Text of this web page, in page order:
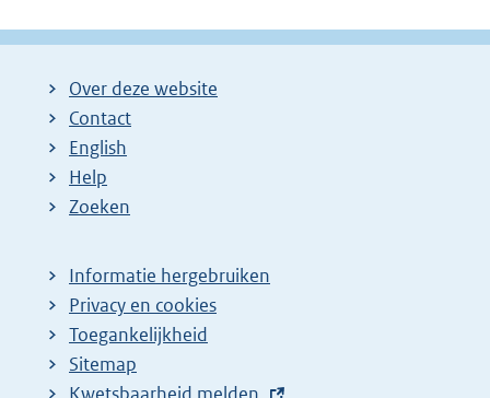
Over deze website
Contact
English
Help
Zoeken
Informatie hergebruiken
Privacy en cookies
Toegankelijkheid
Sitemap
E
Kwetsbaarheid melden